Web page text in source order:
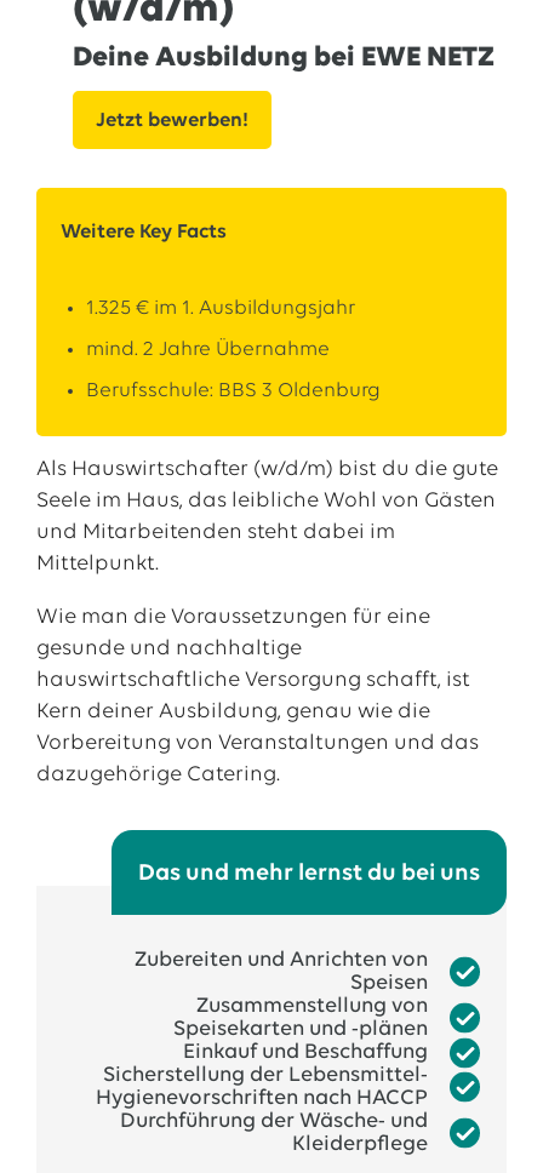
(w/d/m)
Deine Ausbildung bei EWE NETZ
Jetzt bewerben!
Weitere Key Facts
1.325 € im 1. Ausbildungsjahr
mind. 2 Jahre Übernahme
Berufsschule: BBS 3 Oldenburg
Als Hauswirtschafter (w/d/m) bist du die gute
Seele im Haus, das leibliche Wohl von Gästen
und Mitarbeitenden steht dabei im
Mittelpunkt.
Wie man die Voraussetzungen für eine
gesunde und nachhaltige
hauswirtschaftliche Versorgung schafft, ist
Kern deiner Ausbildung, genau wie die
Vorbereitung von Veranstaltungen und das
dazugehörige Catering.
Das und mehr lernst du bei uns
Zubereiten und Anrichten von
Speisen
Zusammenstellung von
Speisekarten und-plänen
Einkauf und Beschaffung
Sicherstellung der Lebensmittel-
Hygienevorschriften nach HACCP
Durchführung der Wäsche- und
Kleiderpflege
Neue Wärmepumpenförderung: EWE gibt Orientierung
30.06.2026
EWE NETZ GmbH
09.06.2026
EWE AG